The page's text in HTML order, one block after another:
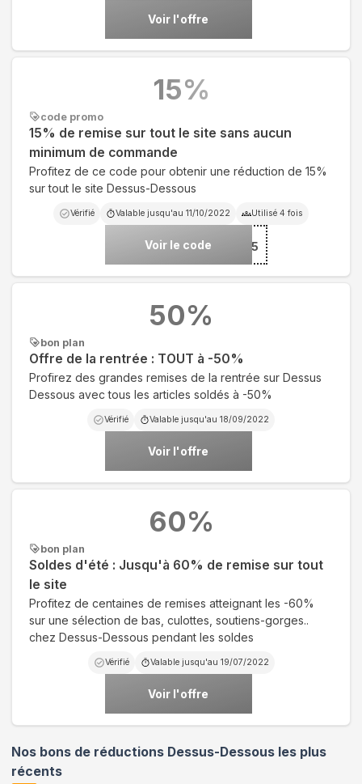
Voir l'offre
code promo
15% de remise sur tout le site sans aucun
minimum de commande
Profitez de ce code pour obtenir une réduction de 15%
sur tout le site Dessus-Dessous
Vérifié Valable jusqu'au 11/10/2022 Utilisé 4 fois
Voir le code ***L15
15%
bon plan
Offre de la rentrée : TOUT à -50%
Profirez des grandes remises de la rentrée sur Dessus
Dessous avec tous les articles soldés à -50%
Vérifié Valable jusqu'au 18/09/2022
Voir l'offre
50%
bon plan
Soldes d'été : Jusqu'à 60% de remise sur tout
le site
Profitez de centaines de remises atteignant les -60%
sur une sélection de bas, culottes, soutiens-gorges..
chez Dessus-Dessous pendant les soldes
Vérifié Valable jusqu'au 19/07/2022
Voir l'offre
60%
Nos bons de réductions Dessus-Dessous les plus
récents